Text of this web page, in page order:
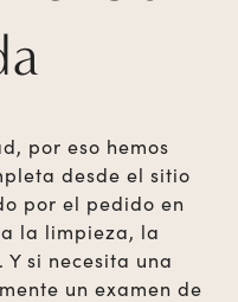
por eso hemos
desde el sitio
por el pedido en
la limpieza, la
si necesita una
un examen de